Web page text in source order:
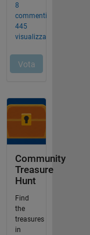
Community
Treasure
Hunt
Find
the
treasures
in